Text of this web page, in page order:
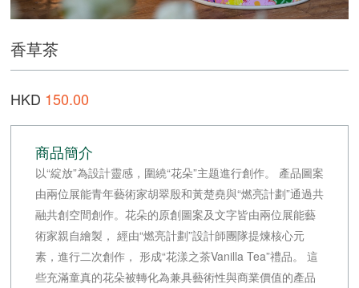
香草茶
HKD 150.00
商品簡介
以“綻放”為設計靈感，圍繞“花朵”主题進行創作。 產品圖案
由兩位展能青年藝術家胡翠殷和黃楚堯與“燃亮計劃”通過共
融共創空間創作。花朵的原創圖案及文字皆由兩位展能藝
術家親自繪製， 經由“燃亮計劃”設計師團隊提煉核心元
素，進行二次創作， 形成“花漾之茶Vanilla Tea”禮品。 這
些充滿童真的花朵被轉化為兼具藝術性與商業價值的產品